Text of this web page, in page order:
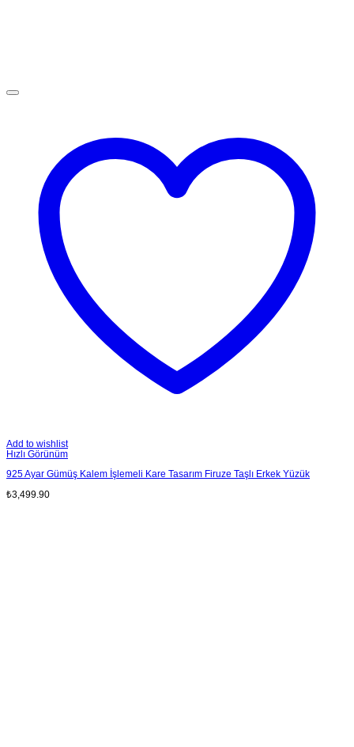
Add to wishlist
Hızlı Görünüm
925 Ayar Gümüş Kalem İşlemeli Kare Tasarım Firuze Taşlı Erkek Yüzük
₺3,499.90